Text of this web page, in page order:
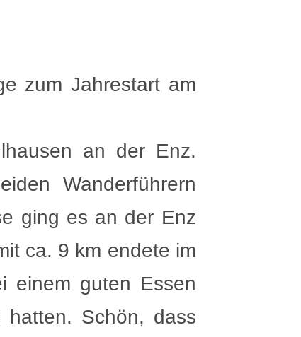
zum Jahrestart am
an der Enz.
Wanderführern
ging es an der Enz
ca. 9 km endete im
einem guten Essen
hatten. Schön, dass